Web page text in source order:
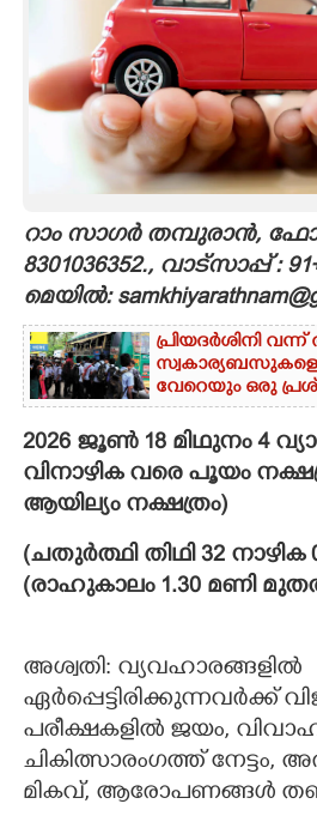
ART
CARTOONS
LITERATURE
ZOOM
CONTACT US
റാം സാഗർ തമ്പുരാൻ,
8301036352., വാട്സാപ്പ് :
മെയിൽ:
പ്രിയദർശിനി
സ്വകാര്യബസുകളെ
വേറെയും ഒരു
2026 ജൂൺ 18 മിഥുനം 4
വിനാഴിക വരെ പൂയം
ആയില്യം നക്ഷത്രം)
(ചതുർത്ഥി തിഥി 32 നാഴിക
(രാഹുകാലം 1.30 മണി
അശ്വതി: വ്യവഹാരങ്ങളിൽ
ഏർപ്പെട്ടിരിക്കുന്നവർക്ക്
പരീക്ഷകളിൽ ജയം,
ചികിത്സാരംഗത്ത് നേട്ടം,
മികവ്, ആരോപണങ്ങൾ